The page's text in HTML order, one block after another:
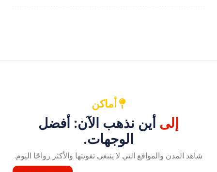
أماكن
إلى أين نذهب الآن: أفضل
الوجهات.
شاهد المدن والمواقع التي لا ينبغي تفويتها والأكثر رواجًا اليوم.